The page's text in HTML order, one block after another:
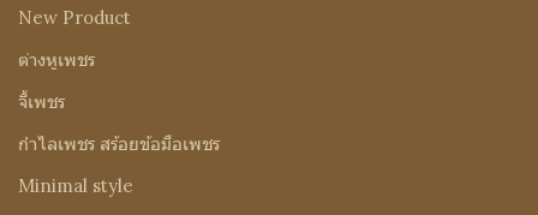
New Product
ต่างหูเพชร
จี้เพชร
กำไลเพชร สร้อยข้อมือเพชร
Minimal style